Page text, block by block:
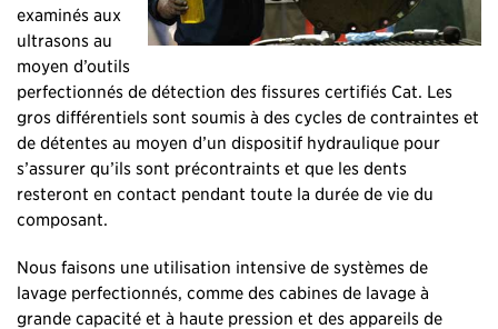
examinés aux
ultrasons au
moyen d’outils
perfectionnés de détection des fissures certifiés Cat. Les
gros différentiels sont soumis à des cycles de contraintes et
de détentes au moyen d’un dispositif hydraulique pour
s’assurer qu’ils sont précontraints et que les dents
resteront en contact pendant toute la durée de vie du
composant.
Nous faisons une utilisation intensive de systèmes de
lavage perfectionnés, comme des cabines de lavage à
grande capacité et à haute pression et des appareils de